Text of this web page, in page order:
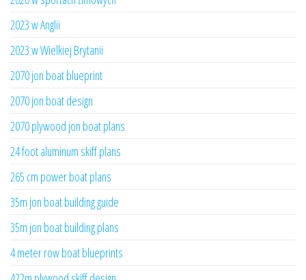
2023 w Anglii
2023 w Wielkiej Brytanii
2070 jon boat blueprint
2070 jon boat design
2070 plywood jon boat plans
24 foot aluminum skiff plans
265 cm power boat plans
35m jon boat building guide
35m jon boat building plans
4 meter row boat blueprints